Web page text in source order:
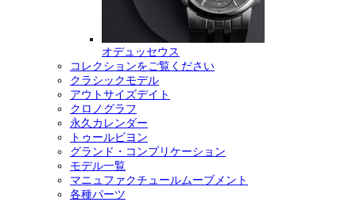
オデュッセウス
コレクションをご覧ください
クラシックモデル
アウトサイズデイト
クロノグラフ
永久カレンダー
トゥールビヨン
グランド・コンプリケーション
モデル一覧
マニュファクチュールムーブメント
各種パーツ